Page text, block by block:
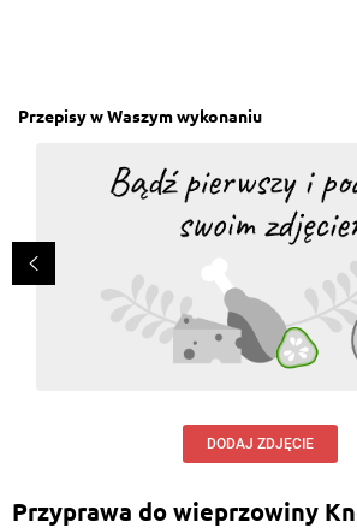
Przepisy w Waszym wykonaniu
DODAJ ZDJĘCIE
Przyprawa do wieprzowiny